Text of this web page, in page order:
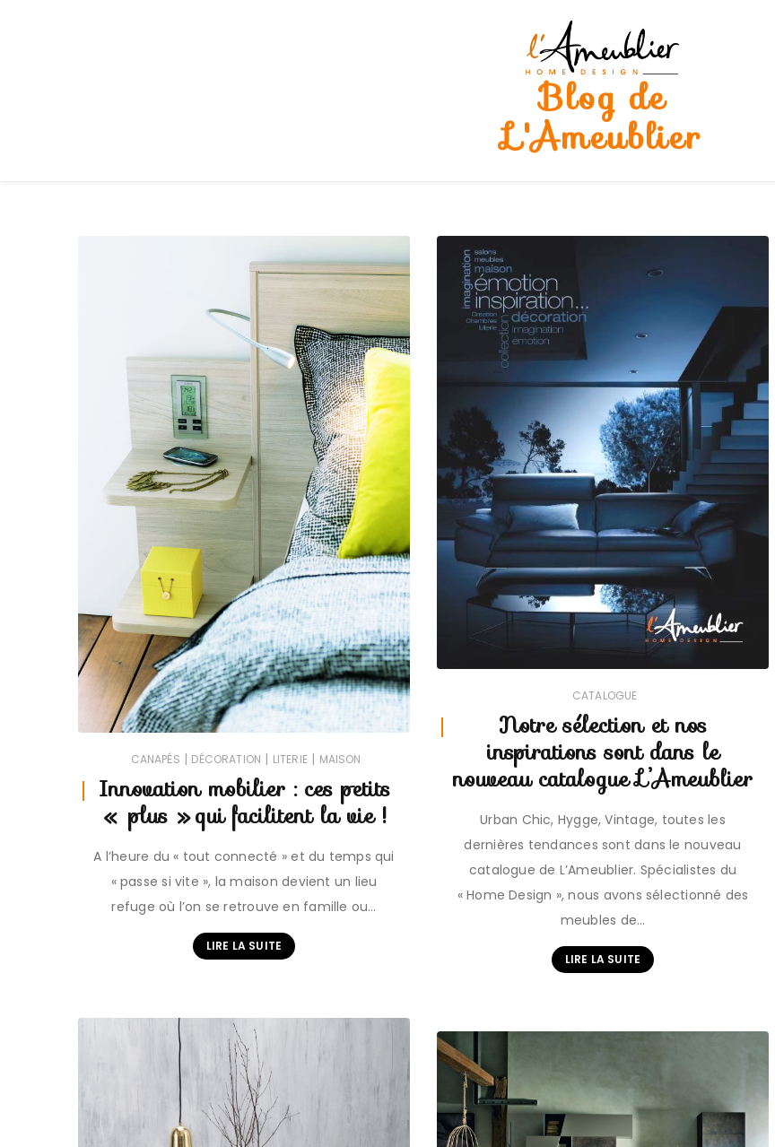
Blog de
L'Ameublier
CANAPÉS | DÉCORATION | LITERIE | MAISON
Innovation mobilier : ces petits
« plus » qui facilitent la vie !
A l’heure du « tout connecté » et du temps qui
« passe si vite », la maison devient un lieu
refuge où l’on se retrouve en famille ou…
LIRE LA SUITE
CATALOGUE
Notre sélection et nos
inspirations sont dans le
nouveau catalogue L’Ameublier
Urban Chic, Hygge, Vintage, toutes les
dernières tendances sont dans le nouveau
catalogue de L’Ameublier. Spécialistes du
« Home Design », nous avons sélectionné des
meubles de…
LIRE LA SUITE